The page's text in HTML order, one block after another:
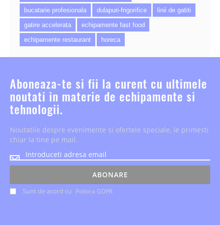
bucatarie profesionala
dulapuri-frigorifice
linii de gatiti
gatire accelerata
echipamente fast food
echipamente restaurant
horeca
Aboneaza-te si fii la curent cu ultimele
noutati in materie de echipamente si
tehnologii.
Noutatile despre evenimente si ofertele speciale, le primesti
chiar la tine pe mail.
Noutatile
despre
si
oferteleSunt de acord cu Politica GDPR
ABONARE